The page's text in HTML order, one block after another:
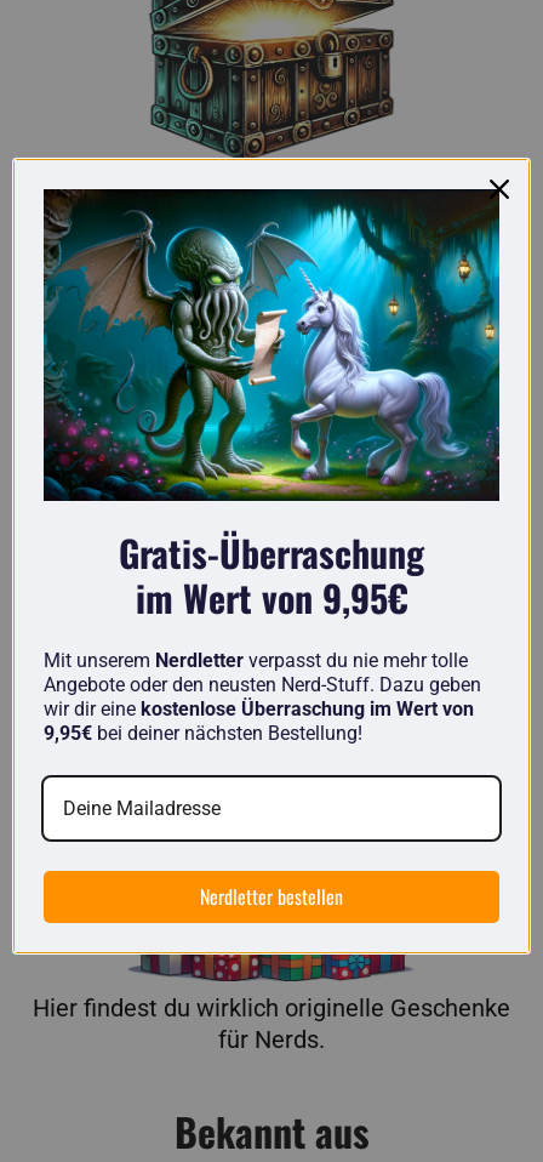
Seltene Schätze für Nerds – oft nirgends
sonst erhältlich!
Von Nerds für Nerds: Unser Shop ist pure
Hier findest du wirklich originelle Geschenke
für Nerds.
Bekannt aus
Gratis-Überraschung
im Wert von 9,95€
Mit unserem Nerdletter verpasst du nie mehr tolle
Angebote oder den neusten Nerd-Stuff. Dazu geben
wir dir eine kostenlose Überraschung im Wert von
9,95€ bei deiner nächsten Bestellung!
Nerdletter bestellen